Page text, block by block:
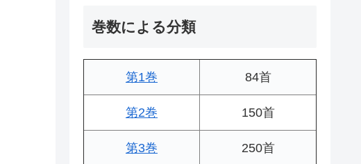
巻数による分類
第1巻 84首
第2巻 150首
第3巻 250首